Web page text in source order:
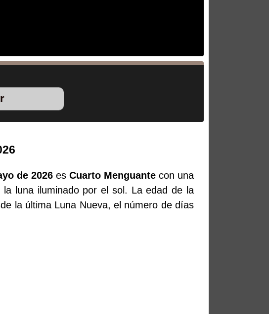
de 2026es Cuarto Menguantecon una
luna iluminado por el sol. La edad de la
la última Luna Nueva, el número de días